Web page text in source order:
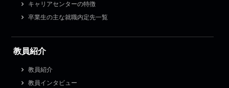
キャリアセンターの特徴
卒業生の主な就職内定先一覧
教員紹介
教員紹介
教員インタビュー